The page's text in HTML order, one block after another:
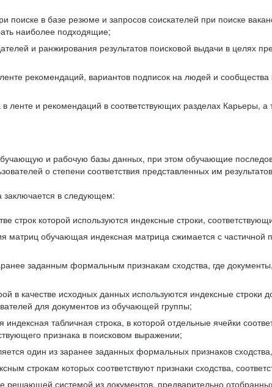
в базе резюме и запросов соискателей при поиске
наиболее подходящие;
и ранжирования результатов поисковой выдачи в целях
рекомендаций, вариантов подписок на людей и
ленте и рекомендаций в соответствующих разделах
и рабочую базы данных, при этом обучающие
о степени соответствия представленных им
заключается в следующем:
строк которой используются индексные строки,
матриц обучающая индексная матрица сжимается с
заданным формальным признакам сходства, где
качестве исходных данных используются индексные строки
для документов из обучающей группы;
табличная строка, в которой отдельные ячейки
признака в поисковом выражении;
один из заранее заданных формальных признаков
строкам которых соответствуют признаки сходства,
решающей системой из документов, предварительно